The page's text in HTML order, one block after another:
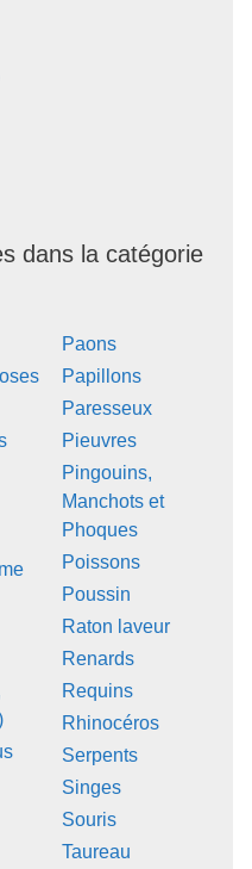
dans la catégorie
Paons
Papillons
Paresseux
Pieuvres
Pingouins,
Manchots et
Phoques
Poissons
Poussin
Raton laveur
Renards
Requins
Rhinocéros
Serpents
Singes
Souris
Taureau